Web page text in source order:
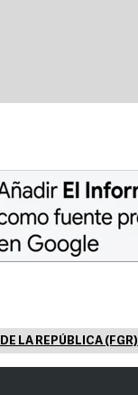
LA REPÚBLICA (FGR)